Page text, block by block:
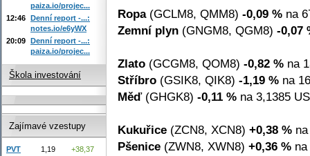
Ropa(GCLM8, QMM8) -0,09 % na
Zemní plyn (GNGM8, QGM8) -0,07
Zlato (GCGM8, QOM8) -0,82 % na
Stříbro (GSIK8, QIK8) -1,19 % na
Měď(GHGK8) -0,11 % na 3,1385
Kukuřice (ZCN8, XCN8) +0,38 %
Pšenice (ZWN8, XWN8) +0,36 %
paiza.io/projec...
12:46 Denní report -...:
notes.io/e6yWX
20:09 Denní report -...:
paiza.io/projec...
Škola investování
Zajímavé vzestupy
PVT 1,19
+38,37